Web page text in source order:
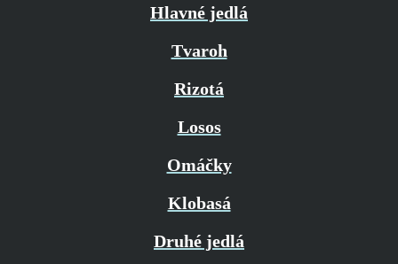
Hlavné jedlá
Tvaroh
Rizotá
Losos
Omáčky
Klobasá
Druhé jedlá